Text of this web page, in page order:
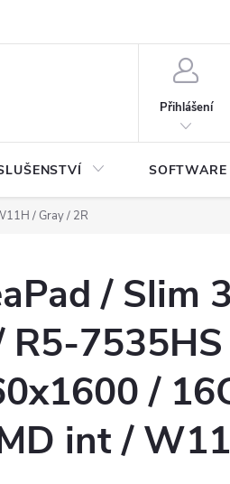
Přihlášení
SOFTWARE
/ Gray / 2R
/ Slim 3
R5-
/
int /